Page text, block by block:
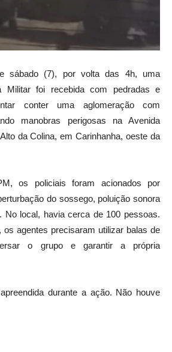
sábado (7), por volta das 4h, uma
Militar foi recebida com pedradas e
conter uma aglomeração com
manobras perigosas na Avenida
da Colina, em Carinhanha, oeste da
os policiais foram acionados por
do sossego, poluição sonora
No local, havia cerca de 100 pessoas.
os agentes precisaram utilizar balas de
o grupo e garantir a própria
durante a ação. Não houve